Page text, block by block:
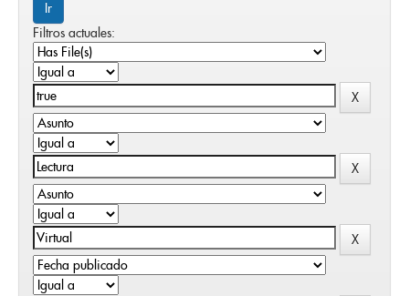
Filtros actuales: